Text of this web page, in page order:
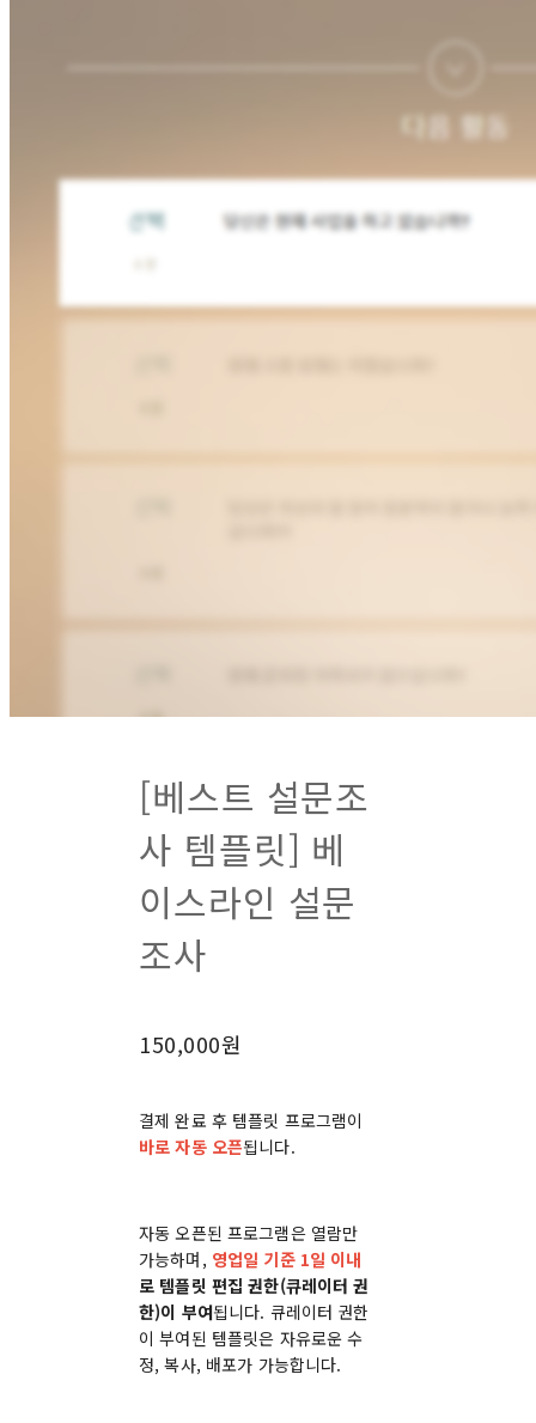
[베스트 설문조
사 템플릿] 베
이스라인 설문
조사
150,000원
결제 완료 후 템플릿 프로그램이
바로 자동 오픈됩니다.
자동 오픈된 프로그램은 열람만
가능하며, 영업일 기준 1일 이내
로 템플릿 편집 권한(큐레이터 권
한)이 부여됩니다. 큐레이터 권한
이 부여된 템플릿은 자유로운 수
정, 복사, 배포가 가능합니다.